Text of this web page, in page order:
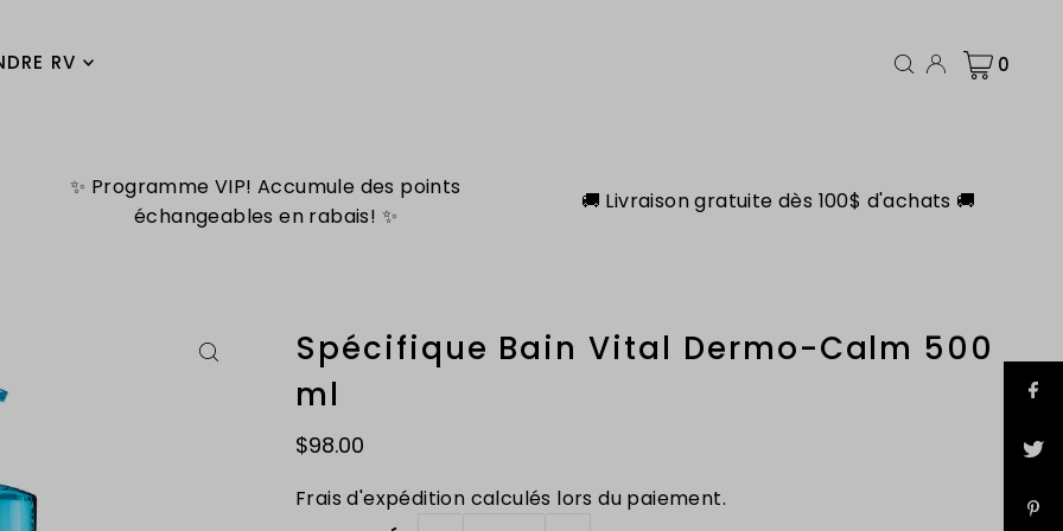
RV 0
✨ Programme VIP! Accumule des points
échangeables en rabais! ✨
🚚 Livraison gratuite dès 100$ d'achats 🚚
Spécifique Bain Vital Dermo-Calm 500
ml
$98.00
Frais d'expédition calculés lors du paiement.